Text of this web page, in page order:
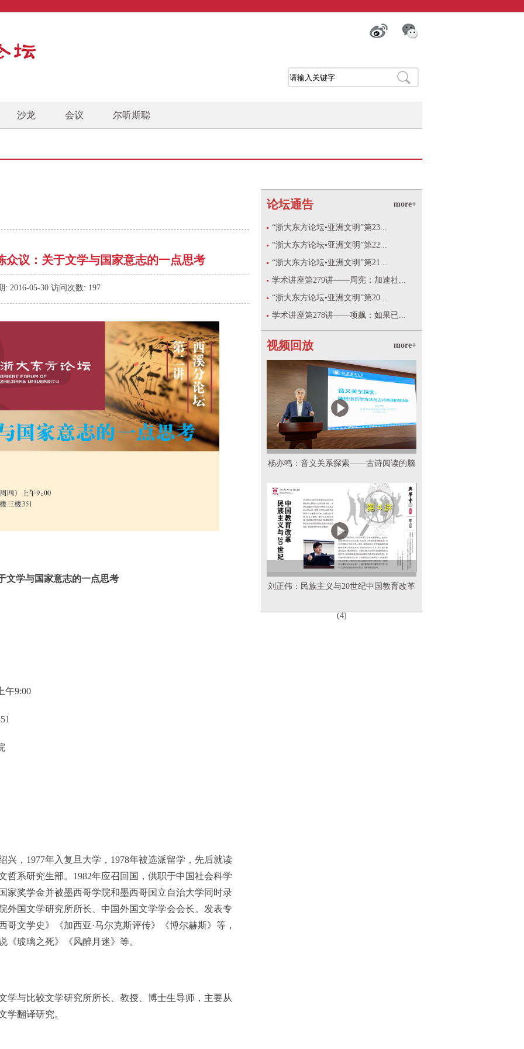
沙龙 会议 尔听斯聪
议：关于文学与国家意志的一点思考
: 2016-05-30 访问次数: 197
文学与国家意志的一点思考
午9:00
兴，1977年入复旦大学，1978年被选派留学，先后就读
哲系研究生部。1982年应召回国，供职于中国社会科学
家奖学金并被墨西哥学院和墨西哥国立自治大学同时录
外国文学研究所所长、中国外国文学学会会长。发表专
哥文学史》《加西亚·马尔克斯评传》《博尔赫斯》等，
《玻璃之死》《风醉月迷》等。
学与比较文学研究所所长、教授、博士生导师，主要从
学翻译研究。
论坛通告 more+
“浙大东方论坛•亚洲文明”第23...
“浙大东方论坛•亚洲文明”第22...
“浙大东方论坛•亚洲文明”第21...
学术讲座第279讲——周宪：加速社...
“浙大东方论坛•亚洲文明”第20...
学术讲座第278讲——项飙：如果已...
视频回放 more+
杨亦鸣：音义关系探索——古诗阅读的脑
机制
刘正伟：民族主义与20世纪中国教育改革
(4)